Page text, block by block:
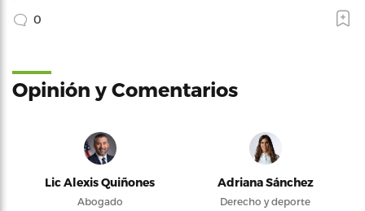
0
Opinión y Comentarios
Lic Alexis Quiñones
Abogado
Adriana Sánchez
Derecho y deporte